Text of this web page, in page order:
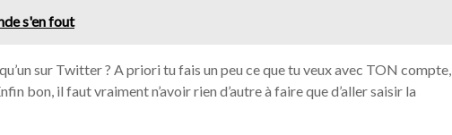
s'en fout
sur Twitter ? A priori tu fais un peu ce que tu veux avec TON compte,
bon, il faut vraiment n’avoir rien d’autre à faire que d’aller saisir la